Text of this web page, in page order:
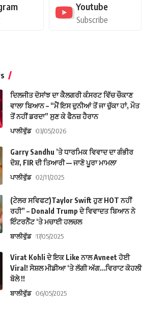
Youtube
Subscribe
ਦਿਲਜੀਤ ਦੋਸਾਂਝ ਦਾ ਕੈਲਗਰੀ ਕੰਸਰਟ ਵਿੱਚ ਚੌਕਾਣ
ਵਾਲਾ ਬਿਆਨ – “ਮੈਂ ਇਸ ਦੁਨੀਆਂ ਤੋਂ ਜਾ ਚੁੱਕਾ ਹਾਂ, ਮੌਤ
ਤੋਂ ਨਹੀਂ ਡਰਦਾ” ਸੁਣ ਕੇ ਫੈਨਜ਼ ਹੈਰਾਨ
ਪਾਲੀਵੁੱਡ 03/05/2026
Garry Sandhu ’ਤੇ ਧਾਰਮਿਕ ਵਿਵਾਦ ਦਾ ਗੰਭੀਰ
ਦੋਸ਼, FIR ਦੀ ਤਿਆਰੀ — ਜਾਣੋ ਪੂਰਾ ਮਾਮਲਾ
ਪਾਲੀਵੁੱਡ 02/11/2025
(ਟੇਲਰ ਸਵਿਫਟ)Taylor Swift ਹੁਣ HOT ਨਹੀਂ
ਰਹੀ” – Donald Trump ਦੇ ਵਿਵਾਦਤ ਬਿਆਨ ਨੇ
ਇੰਟਰਨੈੱਟ ‘ਤੇ ਮਚਾਈ ਹਲਚਲ
ਬਾਲੀਵੁੱਡ 17/05/2025
Virat Kohli ਦੇ ਇਕ Like ਨਾਲ Avneet ਹੋਈ
Viral! ਸੋਸ਼ਲ ਮੀਡੀਆ ‘ਤੇ ਲੱਗੀ ਅੱਗ…ਵਿਰਾਟ ਕੋਹਲੀ
ਬੋਲੇ !!
ਬਾਲੀਵੁੱਡ 06/05/2025